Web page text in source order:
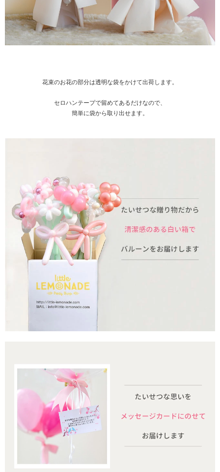
花束のお花の部分は透明な袋をかけて出荷します。
セロハンテープで留めてあるだけなので、
簡単に袋から取り出せます。